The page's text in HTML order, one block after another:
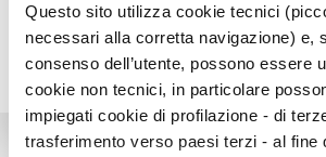
Questo sito utilizza cookie tecnici
necessari alla corretta navigazione) e,
consenso dell’utente, possono essere
cookie non tecnici, in particolare
impiegati cookie di profilazione - di
trasferimento verso paesi terzi - al fine